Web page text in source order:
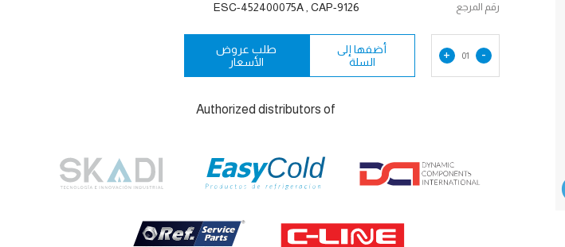
رقم المرجع ESC-452400075A , CAP-9126
-
01
+
أضفها إلى
السلة
طلب عروض
الأسعار
Authorized distributors of